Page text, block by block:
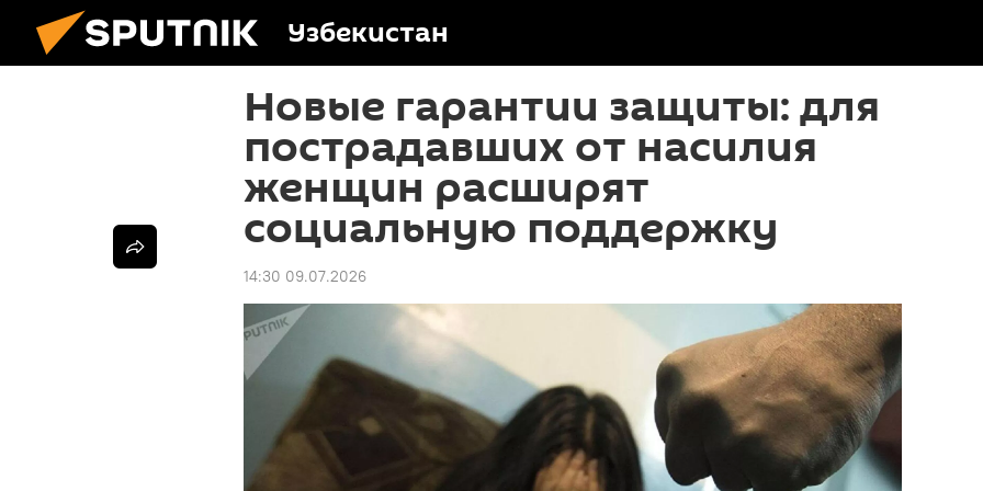
Узбекистан
Новые гарантии защиты: для
пострадавших от насилия
женщин расширят
социальную поддержку
14:30 09.07.2026